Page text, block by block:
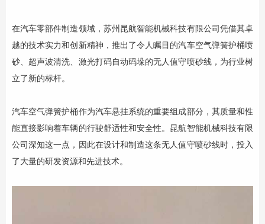
在汽车零部件制造领域，苏州昆航智能机械科技有限公司凭借其卓
越的技术实力和创新精神，推出了令人瞩目的汽车空气弹簧护桶喷
砂、超声波清洗、激光打码自动码垛的无人值守喷砂线，为行业树
立了新的标杆。
汽车空气弹簧护桶作为汽车悬挂系统的重要组成部分，其质量和性
能直接影响着车辆的行驶舒适性和安全性。昆航智能机械科技有限
公司深知这一点，因此在设计和制造这条无人值守喷砂线时，投入
了大量的研发资源和先进技术。